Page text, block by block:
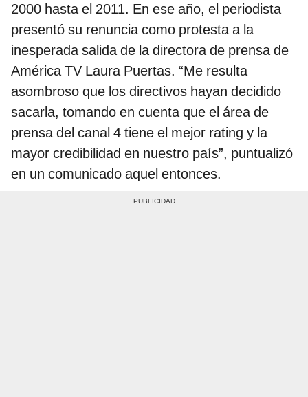
2000 hasta el 2011. En ese año, el periodista
presentó su renuncia como protesta a la
inesperada salida de la directora de prensa de
América TV Laura Puertas. “Me resulta
asombroso que los directivos hayan decidido
sacarla, tomando en cuenta que el área de
prensa del canal 4 tiene el mejor rating y la
mayor credibilidad en nuestro país”, puntualizó
en un comunicado aquel entonces.